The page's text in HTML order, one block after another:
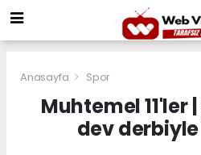
Anasayfa Spor
Muhtemel 11'ler
dev